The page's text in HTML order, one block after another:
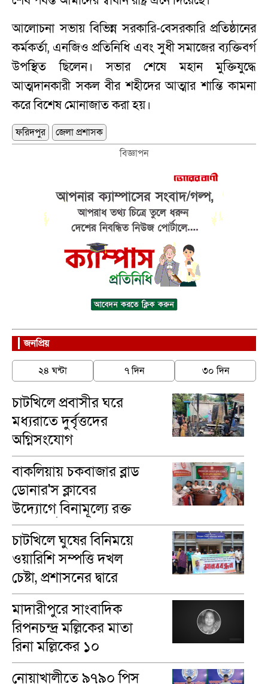
আলোচনা সভায় বিভিন্ন সরকারি-বেসরকারি প্রতিষ্ঠানের
কর্মকর্তা, এনজিও প্রতিনিধি এবং সুধী সমাজের ব্যক্তিবর্গ
উপস্থিত ছিলেন। সভার শেষে মহান মুক্তিযুদ্ধে
আত্মদানকারী সকল বীর শহীদের আত্মার শান্তি কামনা
করে বিশেষ মোনাজাত করা হয়।
ফরিদপুর
জেলা প্রশাসক
বিজ্ঞাপন
জনপ্রিয়
২৪ ঘন্টা ৭ দিন ৩০ দিন
চাটখিলে প্রবাসীর ঘরে
মধ্যরাতে দুর্বৃত্তদের
অগ্নিসংযোগ
বাকলিয়ায় চকবাজার ব্লাড
ডোনার'স ক্লাবের
উদ্যোগে বিনামূল্যে রক্ত
গ্রুপ নির্ণয়
চাটখিলে ঘুষের বিনিময়ে
ওয়ারিশি সম্পত্তি দখল
চেষ্টা, প্রশাসনের দ্বারে
ভুক্তভোগীরা
মাদারীপু‌রে সাংবাদিক
রিপনচন্দ্র মল্লিকের মাতা
রিনা মল্লি‌কের ১০
মৃত‌্যুবা‌র্ষিকী পালন
নোয়াখালীতে ৯৭৯০ পিস